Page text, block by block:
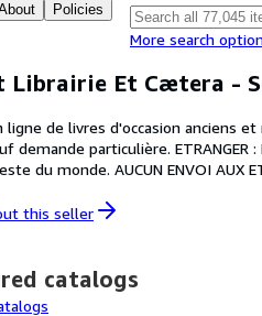
Policies
More search
Librairie Et Cætera -
de livres d'occasion anciens et
et brochures n'existe plus. UE : Pas d'envoi de commande de moins de 15 euros. PAS D'ENVOI DE LIVRES DE MOINS DE 25 euros
du monde. AUCUN ENVOI
this seller
catalogs